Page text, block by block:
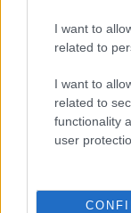
I want to
related to
I want to
related to
functionality
user
Acum
SWEETBOX